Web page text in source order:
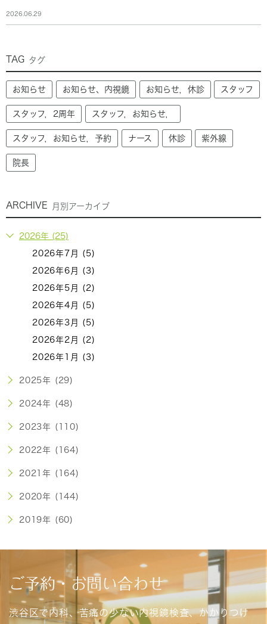
2026.06.29
TAG タグ
お知らせ お知らせ、内視鏡 お知らせ，休診 スタッフ
スタッフ，2周年 スタッフ，お知らせ，
スタッフ，お知らせ，予約 ナース 休診 紫外線
院長
ARCHIVE 月別アーカイブ
2026年 (25)
2026年7月 (5)
2026年6月 (3)
2026年5月 (2)
2026年4月 (5)
2026年3月 (5)
2026年2月 (2)
2026年1月 (3)
2025年 (29)
2024年 (48)
2023年 (110)
2022年 (164)
2021年 (164)
2020年 (144)
2019年 (60)
ご予約・お問い合わせ
渋谷区で内科、苦痛の少ない内視鏡検査、かかりつけ